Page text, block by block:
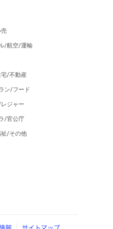
/航空/運輸
/不動産
ン/フード
ジャー
/官公庁
/その他